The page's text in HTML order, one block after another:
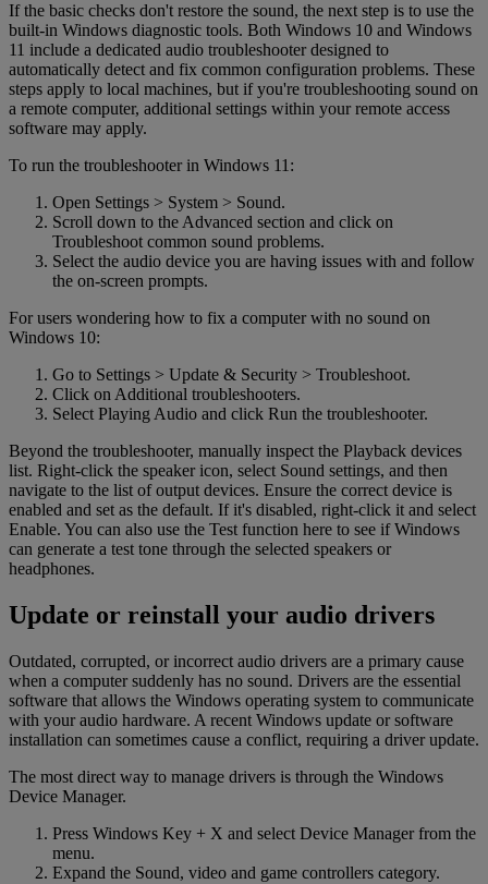
If the basic checks don't restore the sound, the next step is to use the
built-in Windows diagnostic tools. Both Windows 10 and Windows
11 include a dedicated audio troubleshooter designed to
automatically detect and fix common configuration problems. These
steps apply to local machines, but if you're troubleshooting sound on
a remote computer, additional settings within your remote access
software may apply.
To run the troubleshooter in Windows 11:
Open Settings > System > Sound.
Scroll down to the Advanced section and click on
Troubleshoot common sound problems.
Select the audio device you are having issues with and follow
the on-screen prompts.
For users wondering how to fix a computer with no sound on
Windows 10:
Go to Settings > Update & Security > Troubleshoot.
Click on Additional troubleshooters.
Select Playing Audio and click Run the troubleshooter.
Beyond the troubleshooter, manually inspect the Playback devices
list. Right-click the speaker icon, select Sound settings, and then
navigate to the list of output devices. Ensure the correct device is
enabled and set as the default. If it's disabled, right-click it and select
Enable. You can also use the Test function here to see if Windows
can generate a test tone through the selected speakers or
headphones.
Update or reinstall your audio drivers
Outdated, corrupted, or incorrect audio drivers are a primary cause
when a computer suddenly has no sound. Drivers are the essential
software that allows the Windows operating system to communicate
with your audio hardware. A recent Windows update or software
installation can sometimes cause a conflict, requiring a driver update.
The most direct way to manage drivers is through the Windows
Device Manager.
Press Windows Key + X and select Device Manager from the
menu.
Expand the Sound, video and game controllers category.